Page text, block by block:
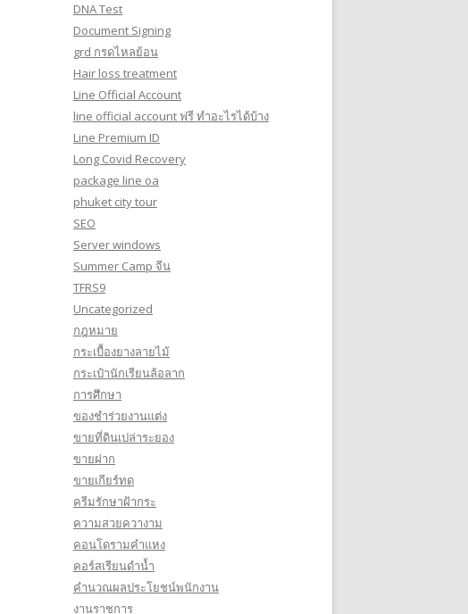
DNA Test
Document Signing
grd กรดไหลย้อน
Hair loss treatment
Line Official Account
line official account ฟรี ทําอะไรได้บ้าง
Line Premium ID
Long Covid Recovery
package line oa
phuket city tour
SEO
Server windows
Summer Camp จีน
TFRS9
Uncategorized
กฎหมาย
กระเบื้องยางลายไม้
กระเป๋านักเรียนล้อลาก
การศึกษา
ของชำร่วยงานแต่ง
ขายที่ดินเปล่าระยอง
ขายฝาก
ขายเกียร์ทด
ครีมรักษาฝ้ากระ
ความสวยควางาม
คอนโดรามคำแหง
คอร์สเรียนดำน้ำ
คำนวณผลประโยชน์พนักงาน
งานราชการ